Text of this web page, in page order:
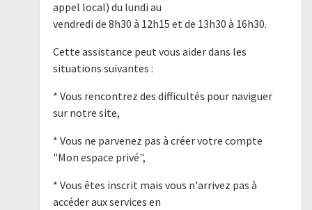
appel local) du lundi au
vendredi de 8h30 à 12h15 et de 13h30 à 16h30.
Cette assistance peut vous aider dans les
situations suivantes :
* Vous rencontrez des difficultés pour naviguer
sur notre site,
* Vous ne parvenez pas à créer votre compte
"Mon espace privé",
* Vous êtes inscrit mais vous n'arrivez pas à
accéder aux services en